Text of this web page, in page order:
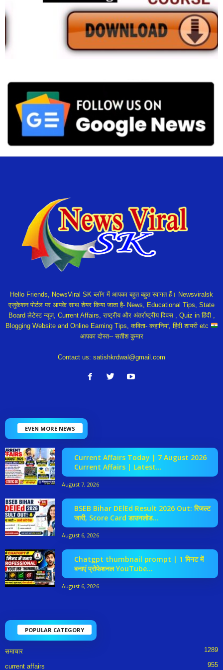
Hello Friends, NewsViral SK ब्लॉग में आपका बहुत बहुत स्वागत हैं। Newsviralsk
एजुकेशन पोर्टल पर आपके साथ शेयर किया जाता है- News, Educational Tips, State
Board लेटेस्ट न्यूज, Current Affairs, राष्ट्रीय और अंतर्राष्ट्रीय दिवस , Quiz in हिंदी ,
Blogging Website and Online Earning Tips, कविता- कहानियां, हिंदी शायरी etc
आपका दोस्त-- सतीश कुमार
Contact us: satishkrdwal@gmail.com
EVEN MORE NEWS
Current Affairs Today | 7 August 2026
Current Affairs | Latest...
August 7, 2026
BSEB Bihar DElEd Result 2026 Out: रिजल्ट
जारी, Score Card डाउनलोड...
August 6, 2026
Chatgpt thumbnail prompt | 1 मिनट में
बनाएं प्रोफेशनल YouTube...
August 6, 2026
POPULAR CATEGORY
समाचार 1289
current affairs 955